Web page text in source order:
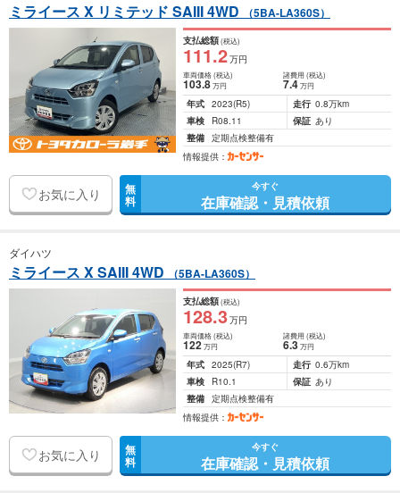
ミライース X リミテッド SAIII 4WD （5BA-LA360S）
支払総額(税込)
111.2万円
車両価格(税込)
103.8万円
諸費用 (税込)
7.4 万円
年式 2023(R5) 走行 0.8万km
車検
R08.11 保証 あり
整備 定期点検整備有
情報提供：
お気に入り 無
料
今すぐ
在庫確認・見積依頼
ダイハツ
ミライース X SAIII 4WD （5BA-LA360S）
支払総額(税込)
128.3万円
車両価格(税込)
122万円
諸費用 (税込)
6.3 万円
年式 2025(R7) 走行 0.6万km
車検
R10.1 保証 あり
整備 定期点検整備有
情報提供：
お気に入り 無
料
今すぐ
在庫確認・見積依頼